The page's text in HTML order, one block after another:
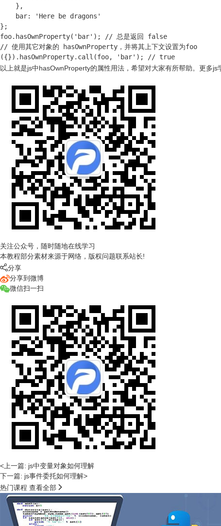
},
bar: 'Here be dragons'
};
foo.hasOwnProperty('bar'); // 总是返回 false
// 使用其它对象的 hasOwnProperty，并将其上下文设置为foo
({}).hasOwnProperty.call(foo, 'bar'); // true
以上就是js中hasOwnProperty的属性用法，希望对大家有所帮助。 更多js
关注公众号，随时随地在线学习
本教程部分素材来源于网络，版权问题联系站长!
分享
分享到微博
微信扫一扫
<上一篇: js中变量对象如何理解
下一篇: js事件委托如何理解>
热门课程 查看全部 